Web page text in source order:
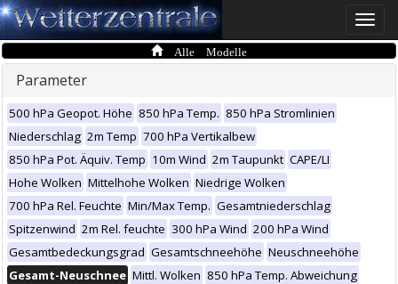
Toggle
Alle Modelle
Parameter
500 hPa Geopot. Höhe 850 hPa Temp. 850 hPa Stromlinien
Niederschlag 2m Temp 700 hPa Vertikalbew
850 hPa Pot. Äquiv. Temp 10m Wind 2m Taupunkt CAPE/LI
Hohe Wolken Mittelhohe Wolken Niedrige Wolken
700 hPa Rel. Feuchte Min/Max Temp. Gesamtniederschlag
Spitzenwind 2m Rel. feuchte 300 hPa Wind 200 hPa Wind
Gesamtbedeckungsgrad Gesamtschneehöhe Neuschneehöhe
Gesamt-Neuschnee Mittl. Wolken 850 hPa Temp. Abweichung